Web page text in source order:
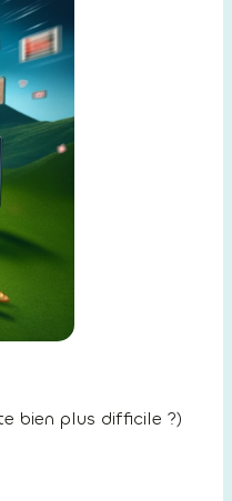
bien plus difficile ?)